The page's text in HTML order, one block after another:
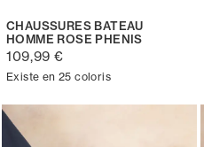
CHAUSSURES BATEAU
HOMME ROSE PHENIS
109,99 €
Existe en 25 coloris